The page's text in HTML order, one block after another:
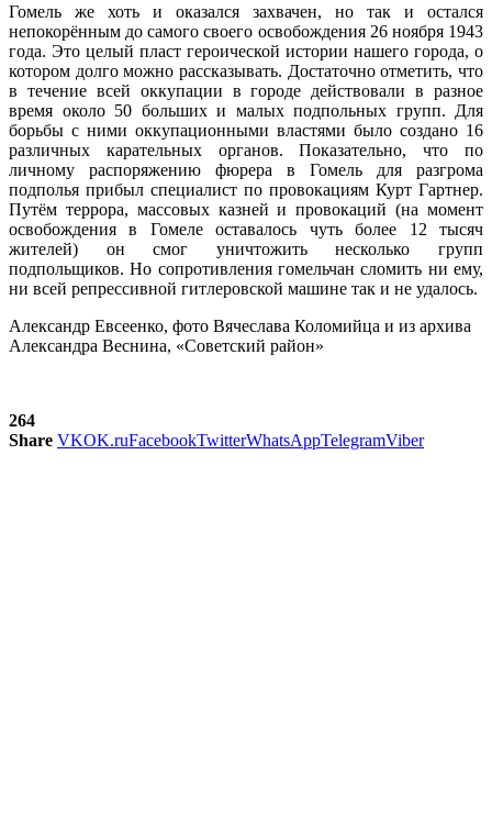
Гомель же хоть и оказался захвачен, но так и остался
непокорённым до са­мого своего освобождения 26 ноября 1943
года. Это целый пласт героиче­ской истории нашего города, о
котором долго можно рассказывать. Достаточ­но отметить, что
в течение всей окку­пации в городе действовали в разное
время около 50 больших и малых под­польных групп. Для
борьбы с ними ок­купационными властями было созда­но 16
различных карательных органов. Показательно, что по
личному распо­ряжению фюрера в Гомель для раз­грома
подполья прибыл специалист по провокациям Курт Гартнер.
Пу­тём террора, массовых казней и про­вокаций (на момент
освобождения в Гомеле оставалось чуть более 12 ты­сяч
жителей) он смог уничтожить не­сколько групп
подпольщиков. Но со­противления гомельчан сломить ни ему,
ни всей репрессивной гитлеров­ской машине так и не удалось.
Александр Евсеенко, фото Вячеслава Коломийца и из архива
Александра Веснина, «Советский район»
264
Share VKOK.ruFacebookTwitterWhatsAppTelegramViber